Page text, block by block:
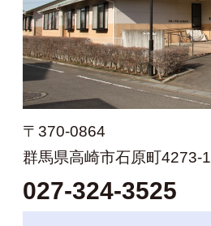
〒370-0864
群馬県高崎市石原町4273-1
027-324-3525